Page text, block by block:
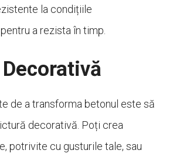
la condițiile
a rezista în timp.
de a transforma betonul este să
decorativă. Poți crea
potrivite cu gusturile tale, sau